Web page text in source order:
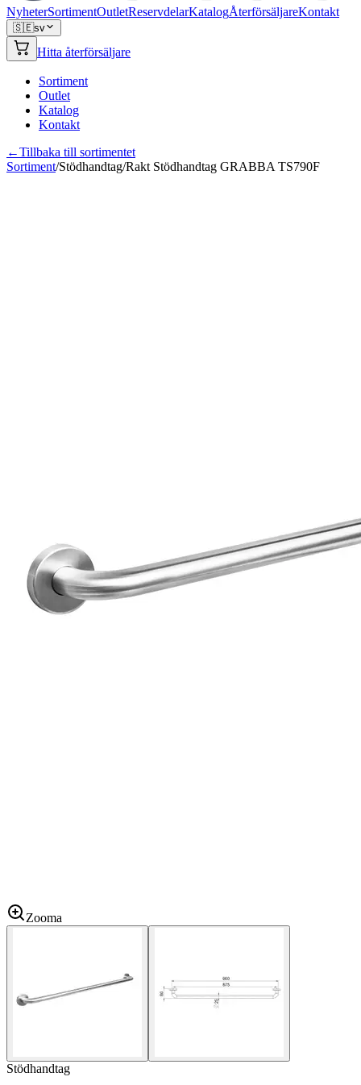
NyheterSortimentOutletReservdelarKatalogÅterförsäljareKontakt
🇸🇪sv
Hitta återförsäljare
Sortiment
Outlet
Katalog
Kontakt
←Tillbaka till sortimentet
Sortiment/Stödhandtag/Rakt Stödhandtag GRABBA TS790F
Zooma
Stödhandtag